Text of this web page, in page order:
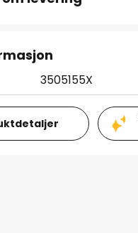
3505155X